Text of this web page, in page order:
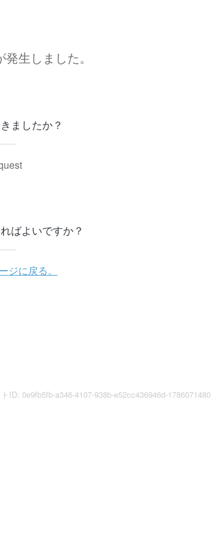
発生しました。
ましたか？
ばよいですか？
ジに戻る。
ID: 0e9fb5fb-a346-4107-938b-e52cc436946d-1786071480